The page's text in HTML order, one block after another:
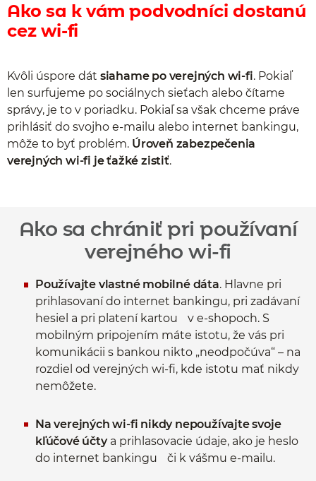
Ako sa k vám podvodníci dostanú
cez wi-fi
Kvôli úspore dát siahame po verejných wi-fi. Pokiaľ
len surfujeme po sociálnych sieťach alebo čítame
správy, je to v poriadku. Pokiaľ sa však chceme práve
prihlásiť do svojho e-mailu alebo internet bankingu,
môže to byť problém. Úroveň zabezpečenia
verejných wi-fi je ťažké zistiť.
Ako sa chrániť pri používaní
verejného wi-fi
Používajte vlastné mobilné dáta. Hlavne pri
prihlasovaní do internet bankingu, pri zadávaní
hesiel a pri platení kartou v e-shopoch. S
mobilným pripojením máte istotu, že vás pri
komunikácii s bankou nikto „neodpočúva“ – na
rozdiel od verejných wi-fi, kde istotu mať nikdy
nemôžete.
Na verejných wi-fi nikdy nepoužívajte svoje
kľúčové účtya prihlasovacie údaje, ako je heslo
do internet bankingu či k vášmu e-mailu.